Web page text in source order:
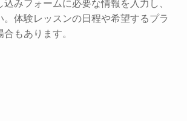
みフォームに必要な情報を入力し、
。体験レッスンの日程や希望するプラ
もあります。